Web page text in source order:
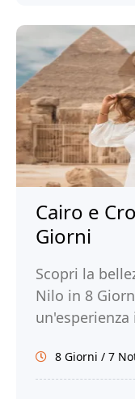
Cairo e
Giorni
Scopri la
Nilo in 8
8 Giorni / 7